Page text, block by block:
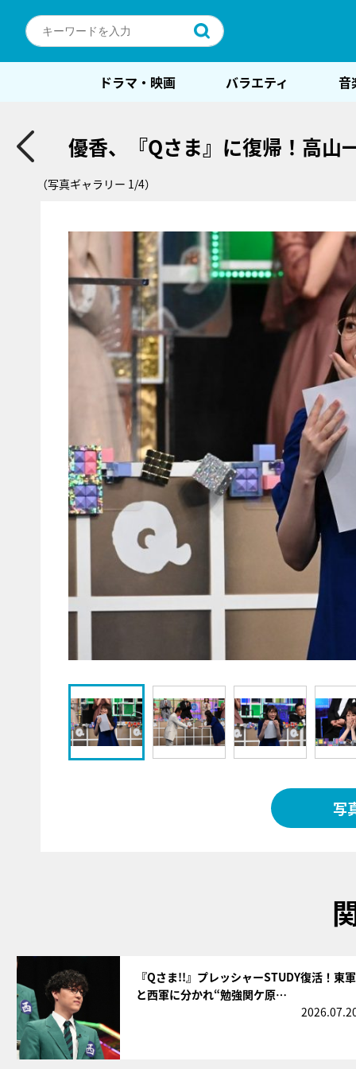
ドラマ・映画 バラエティ 音
優香、『Qさま』に復帰！高山
（写真ギャラリー 1/4）
写
『Qさま!!』プレッシャーSTUDY復活！東軍
と西軍に分かれ“勉強関ケ原…